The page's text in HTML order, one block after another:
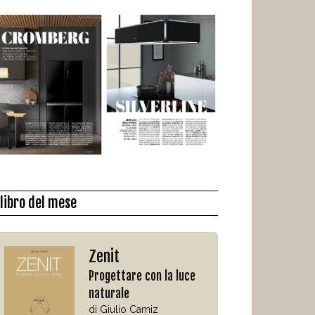
del mese
Zenit
Progettare con la luce
naturale
di Giulio Camiz